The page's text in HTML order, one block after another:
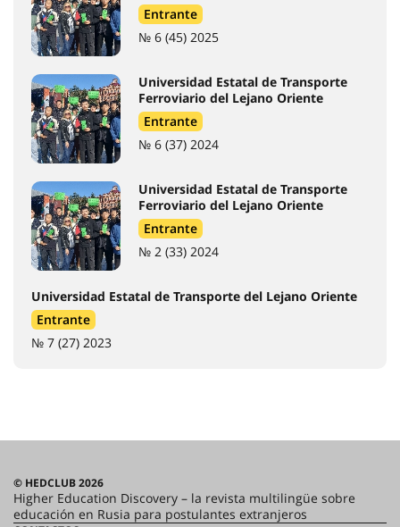
Entrante
№ 6 (45) 2025
Universidad Estatal de Transporte
Ferroviario del Lejano Oriente
Entrante
№ 6 (37) 2024
Universidad Estatal de Transporte
Ferroviario del Lejano Oriente
Entrante
№ 2 (33) 2024
Universidad Estatal de Transporte del Lejano Oriente
Entrante
№ 7 (27) 2023
© HEDCLUB 2026
Higher Education Discovery – la revista multilingüe sobre
educación en Rusia para postulantes extranjeros